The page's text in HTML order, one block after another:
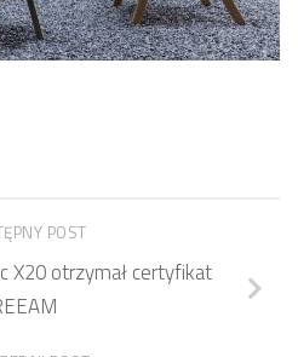
POST
X20 otrzymał certyfikat